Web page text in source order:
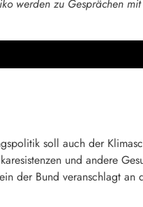
werden zu Gesprächen
soll auch der
und andere
der Bund veranschlagt